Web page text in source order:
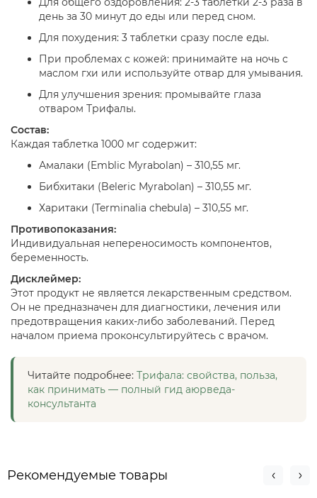
день за 30 минут до еды или перед сном.
Для похудения: 3 таблетки сразу после еды.
При проблемах с кожей: принимайте на ночь с
маслом гхи или используйте отвар для умывания.
Для улучшения зрения: промывайте глаза
отваром Трифалы.
Состав:
Каждая таблетка 1000 мг содержит:
Амалаки (Emblic Myrabolan) – 310,55 мг.
Бибхитаки (Beleric Myrabolan) – 310,55 мг.
Харитаки (Terminalia chebula) – 310,55 мг.
Противопоказания:
Индивидуальная непереносимость компонентов,
беременность.
Дисклеймер:
Этот продукт не является лекарственным средством.
Он не предназначен для диагностики, лечения или
предотвращения каких-либо заболеваний. Перед
началом приема проконсультируйтесь с врачом.
Читайте подробнее: Трифала: свойства, польза,
как принимать — полный гид аюрведа-
консультанта
Рекомендуемые товары